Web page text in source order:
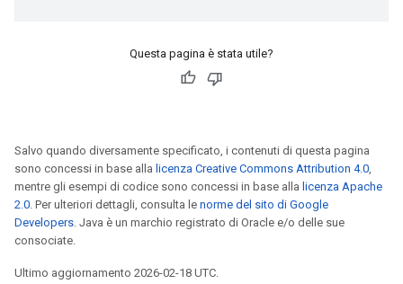
Questa pagina è stata utile?
Salvo quando diversamente specificato, i contenuti di questa pagina
sono concessi in base alla licenza Creative Commons Attribution 4.0,
mentre gli esempi di codice sono concessi in base alla licenza Apache
2.0. Per ulteriori dettagli, consulta le norme del sito di Google
Developers. Java è un marchio registrato di Oracle e/o delle sue
consociate.
Ultimo aggiornamento 2026-02-18 UTC.